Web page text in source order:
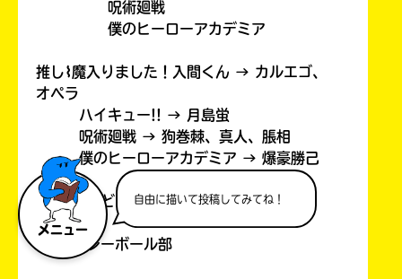
メニュー
自由に描いて投稿してみてね！
呪術廻戦
僕のヒーローアカデミア
推し⌇魔入りました！入間くん → カルエゴ、
オペラ
ハイキュー!! → 月島蛍
呪術廻戦 → 狗巻棘、真人、脹相
僕のヒーローアカデミア → 爆豪勝己
好きな人⌇どっちだろうか 笑
部活⌇バレーボール部